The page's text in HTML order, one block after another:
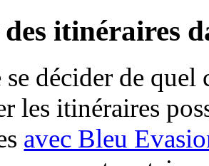
itinéraires
se décider de
les itinéraires
avec Bleu